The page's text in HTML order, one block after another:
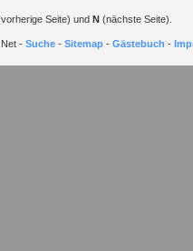
Seite) und N (nächste Seite).
- Suche - Sitemap - Gästebuch -